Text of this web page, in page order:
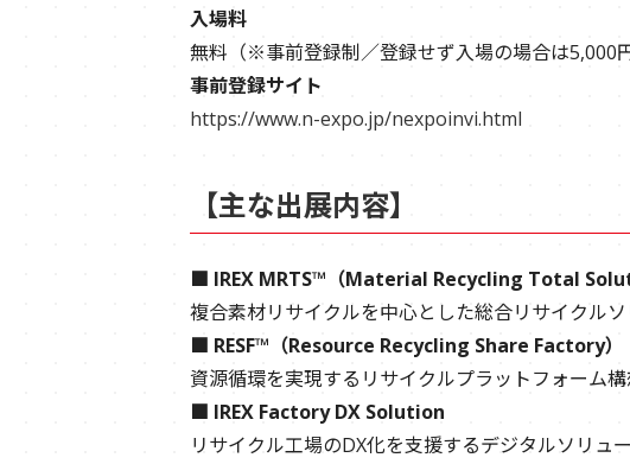
入場料
無料（※事前登録制／登録せず入場の場合は5,000円
事前登録サイト
https://www.n-expo.jp/nexpoinvi.html
【主な出展内容】
■ IREX MRTS™（Material Recycling Total
複合素材リサイクルを中心とした総合リサイクル
■ RESF™（Resource Recycling Share Factory）
資源循環を実現するリサイクルプラットフォーム構
■ IREX Factory DX Solution
リサイクル工場のDX化を支援するデジタルソリュ